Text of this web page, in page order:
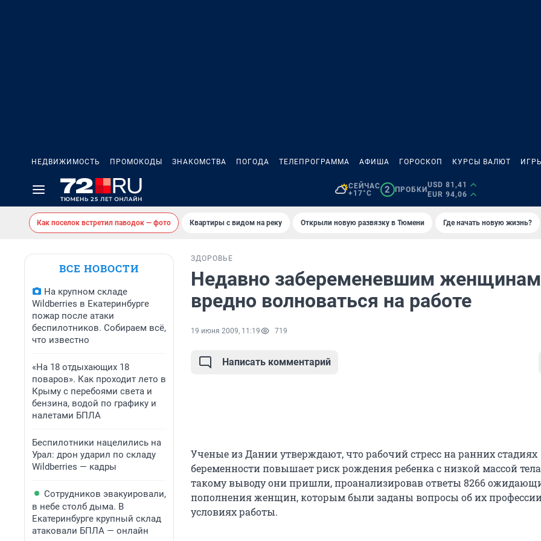
НЕДВИЖИМОСТЬ ПРОМОКОДЫ ЗНАКОМСТВА ПОГОДА ТЕЛЕПРОГРАММА АФИША ГОРОСКОП КУРСЫ ВАЛЮТ ИГРЫ
СЕЙЧАС
+17°C
2 ПРОБКИ
USD 81,41
EUR 94,06
Как поселок встретил паводок — фото Квартиры с видом на реку Открыли новую развязку в Тюмени Где начать новую жизнь?
ВСЕ НОВОСТИ
На крупном складе
Wildberries в Екатеринбурге
пожар после атаки
беспилотников. Собираем всё,
что известно
«На 18 отдыхающих 18
поваров». Как проходит лето в
Крыму с перебоями света и
бензина, водой по графику и
налетами БПЛА
Беспилотники нацелились на
Урал: дрон ударил по складу
Wildberries — кадры
Сотрудников эвакуировали,
в небе столб дыма. В
Екатеринбурге крупный склад
атаковали БПЛА — онлайн
ЗДОРОВЬЕ
Недавно забеременевшим женщинам
вредно волноваться на работе
19 июня 2009, 11:19 719
Написать комментарий
Ученые из Дании утверждают, что рабочий стресс на ранних стадиях
беременности повышает риск рождения ребенка с низкой массой
такому выводу они пришли, проанализировав ответы 8266
пополнения женщин, которым были заданы вопросы об их
условиях работы.